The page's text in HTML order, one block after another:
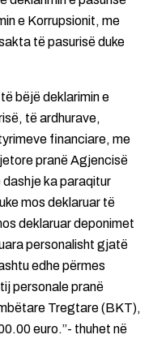
e Korrupsionit, me
të pasurisë duke
bëjë deklarimin e
të ardhurave,
financiare, me
pranë Agjencisë
dashje ka paraqitur
mos deklaruar të
deklaruar deponimet
personalisht gjatë
edhe përmes
personale pranë
Tregtare (BKT),
euro.”- thuhet në